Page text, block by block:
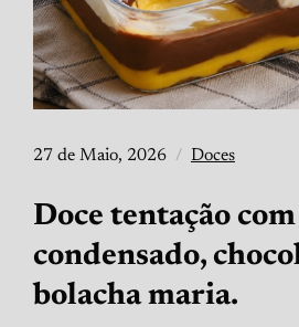
27 de Maio, 2026 Doces
Doce tentação
condensado,
bolacha maria.